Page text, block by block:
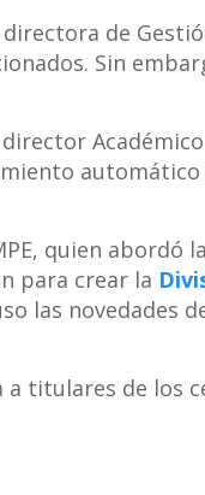
de
Sin
quien abordó
para crear la
las novedades
a titulares de los